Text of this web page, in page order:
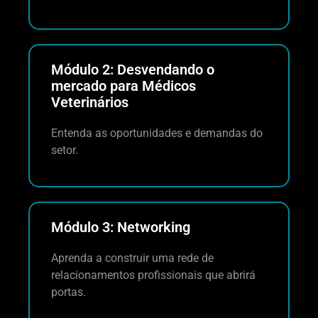
Módulo 2: Desvendando o
mercado para Médicos
Veterinários
Entenda as oportunidades e demandas do
setor.
Módulo 3: Networking
Aprenda a construir uma rede de
relacionamentos profissionais que abrirá
portas.